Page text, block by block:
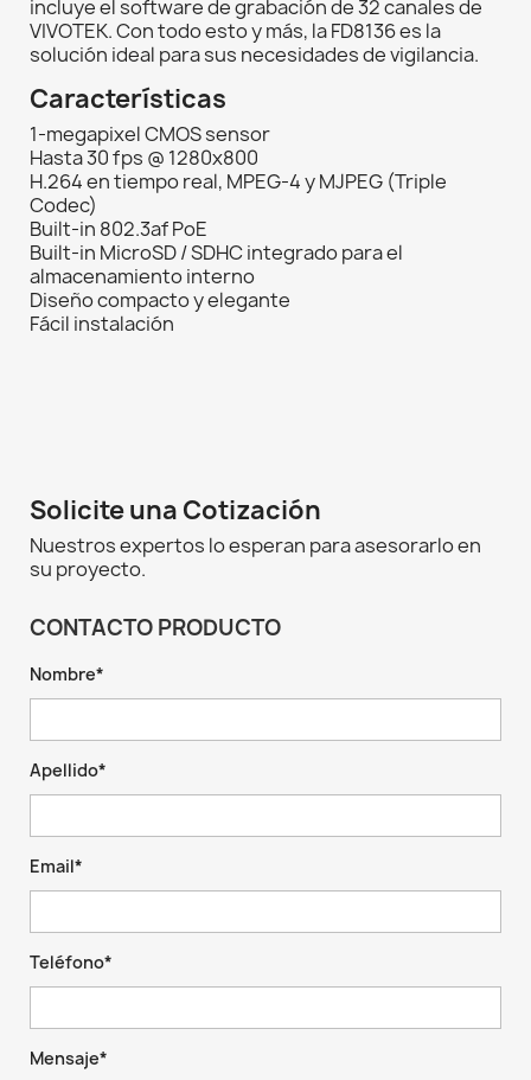
incluye el software de grabación de 32 canales de
VIVOTEK. Con todo esto y más, la FD8136 es la
solución ideal para sus necesidades de vigilancia.
Características
1-megapixel CMOS sensor
Hasta 30 fps @ 1280x800
H.264 en tiempo real, MPEG-4 y MJPEG (Triple
Codec)
Built-in 802.3af PoE
Built-in MicroSD / SDHC integrado para el
almacenamiento interno
Diseño compacto y elegante
Fácil instalación
Solicite una Cotización
Nuestros expertos lo esperan para asesorarlo en
su proyecto.
CONTACTO PRODUCTO
Nombre*
Apellido*
Email*
Teléfono*
Mensaje*